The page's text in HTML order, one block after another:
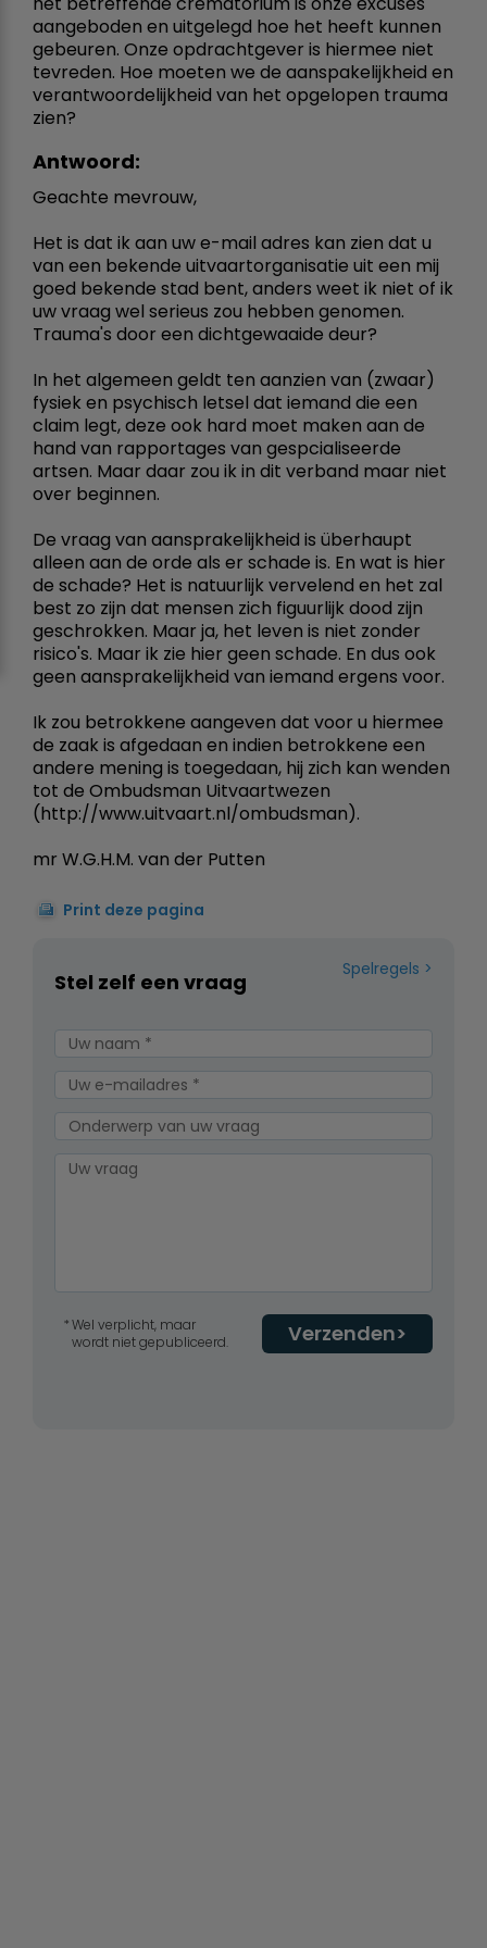
aangeboden en uitgelegd hoe het heeft kunnen
gebeuren. Onze opdrachtgever is hiermee niet
tevreden. Hoe moeten we de aanspakelijkheid en
verantwoordelijkheid van het opgelopen trauma
zien?
Antwoord:
Geachte mevrouw,
Het is dat ik aan uw e-mail adres kan zien dat u
van een bekende uitvaartorganisatie uit een mij
goed bekende stad bent, anders weet ik niet of ik
uw vraag wel serieus zou hebben genomen.
Trauma's door een dichtgewaaide deur?
In het algemeen geldt ten aanzien van (zwaar)
fysiek en psychisch letsel dat iemand die een
claim legt, deze ook hard moet maken aan de
hand van rapportages van gespcialiseerde
artsen. Maar daar zou ik in dit verband maar niet
over beginnen.
De vraag van aansprakelijkheid is überhaupt
alleen aan de orde als er schade is. En wat is hier
de schade? Het is natuurlijk vervelend en het zal
best zo zijn dat mensen zich figuurlijk dood zijn
geschrokken. Maar ja, het leven is niet zonder
risico's. Maar ik zie hier geen schade. En dus ook
geen aansprakelijkheid van iemand ergens voor.
Ik zou betrokkene aangeven dat voor u hiermee
de zaak is afgedaan en indien betrokkene een
andere mening is toegedaan, hij zich kan wenden
tot de Ombudsman Uitvaartwezen
(http://www.uitvaart.nl/ombudsman).
mr W.G.H.M. van der Putten
Print deze pagina
Spelregels
Stel zelf een vraag
Verzenden
Wel verplicht, maar
wordt niet gepubliceerd.